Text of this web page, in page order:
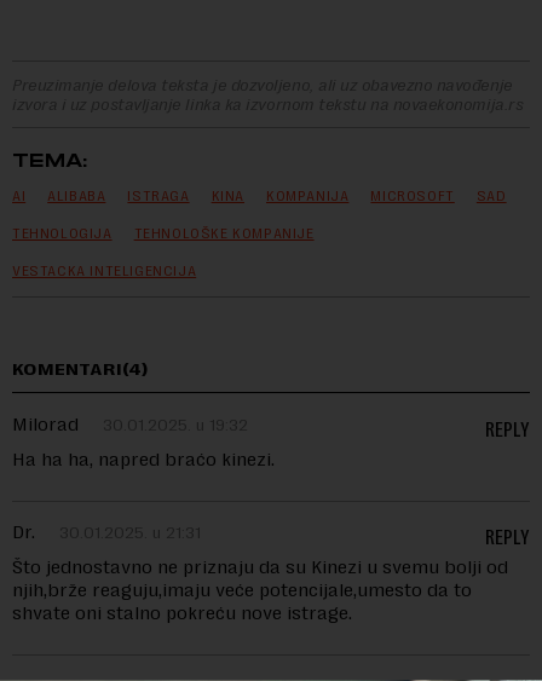
Preuzimanje delova teksta je dozvoljeno, ali uz obavezno navođenje
izvora i uz postavljanje linka ka izvornom tekstu na novaekonomija.rs
TEMA:
AI ALIBABA ISTRAGA KINA KOMPANIJA MICROSOFT SAD
TEHNOLOGIJA TEHNOLOŠKE KOMPANIJE
VESTACKA INTELIGENCIJA
KOMENTARI(4)
Milorad 30.01.2025. u 19:32
Ha ha ha, napred braćo kinezi.
REPLY
Dr. 30.01.2025. u 21:31
Što jednostavno ne priznaju da su Kinezi u svemu bolji od
njih,brže reaguju,imaju veće potencijale,umesto da to
shvate oni stalno pokreću nove istrage.
REPLY